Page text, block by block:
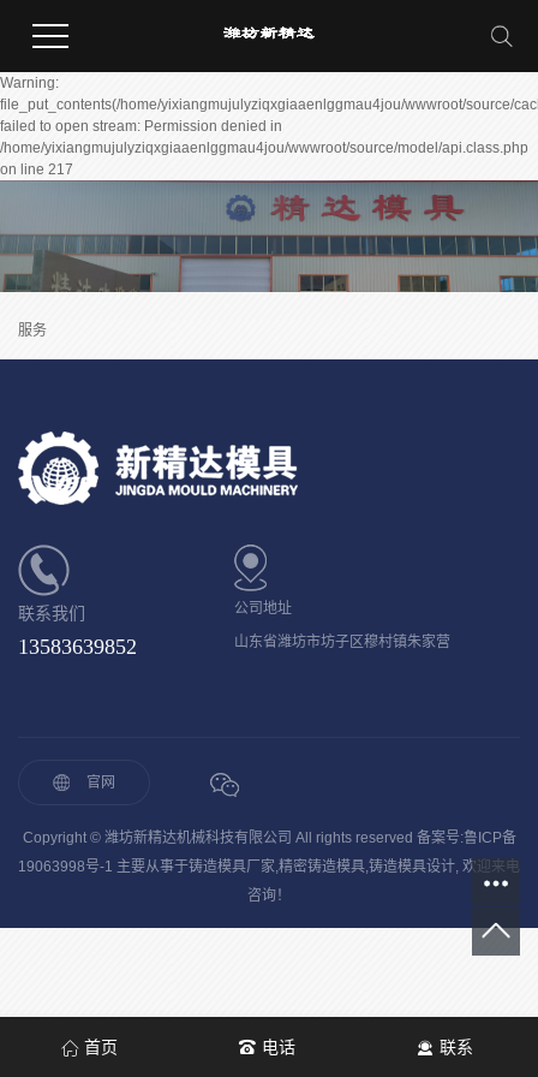
Warning:
file_put_contents(/home/yixiangmujulyziqxgiaaenlggmau4jou/wwwroot/source/
failed to open stream: Permission denied in
/home/yixiangmujulyziqxgiaaenlggmau4jou/wwwroot/source/model/api.class.php
on line 217
服务
联系我们
13583639852
公司地址
山东省潍坊市坊子区穆村镇朱家营
官网
Copyright © 潍坊新精达机械科技有限公司 All rights reserved 备案号:鲁ICP备
19063998号-1 主要从事于铸造模具厂家,精密铸造模具,铸造模具设计, 欢迎来电
咨询！
首页 电话 联系